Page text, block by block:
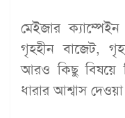
মেইজার
গৃহহীন বাজেট,
আরও কিছু বিষয়ে
ধারার আশ্বাস